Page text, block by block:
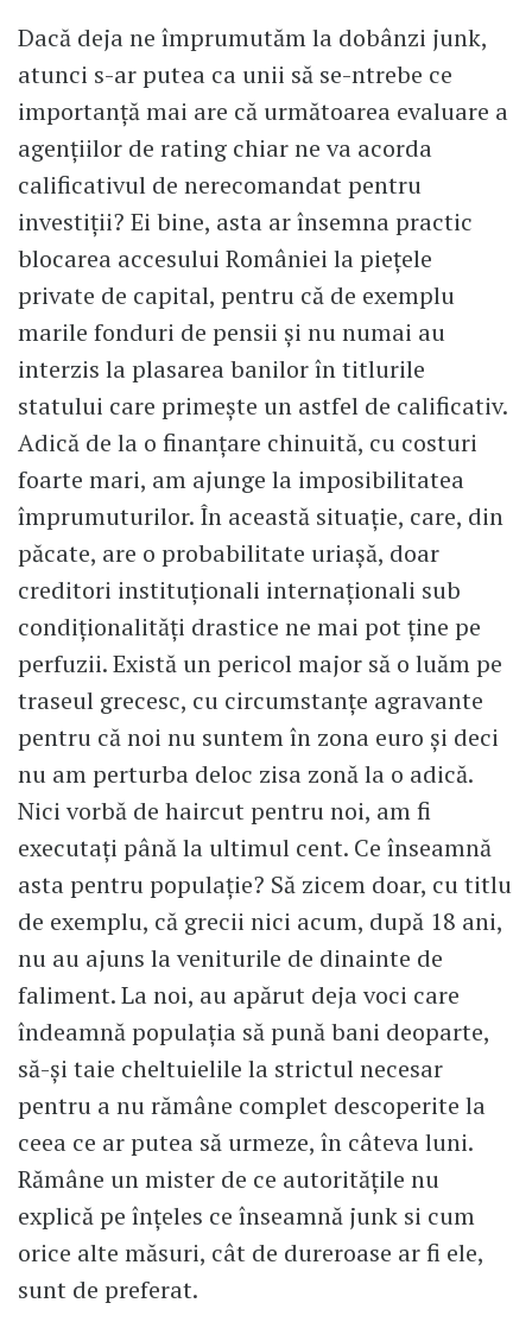
Dacă deja ne împrumutăm la dobânzi junk,
atunci s-ar putea ca unii să se-ntrebe ce
importanță mai are că următoarea evaluare a
agențiilor de rating chiar ne va acorda
calificativul de nerecomandat pentru
investiții? Ei bine, asta ar însemna practic
blocarea accesului României la piețele
private de capital, pentru că de exemplu
marile fonduri de pensii și nu numai au
interzis la plasarea banilor în titlurile
statului care primește un astfel de calificativ.
Adică de la o finanțare chinuită, cu costuri
foarte mari, am ajunge la imposibilitatea
împrumuturilor. În această situație, care, din
păcate, are o probabilitate uriașă, doar
creditori instituționali internaționali sub
condiționalități drastice ne mai pot ține pe
perfuzii. Există un pericol major să o luăm pe
traseul grecesc, cu circumstanțe agravante
pentru că noi nu suntem în zona euro și deci
nu am perturba deloc zisa zonă la o adică.
Nici vorbă de haircut pentru noi, am fi
executați până la ultimul cent. Ce înseamnă
asta pentru populație? Să zicem doar, cu titlu
de exemplu, că grecii nici acum, după 18 ani,
nu au ajuns la veniturile de dinainte de
faliment. La noi, au apărut deja voci care
îndeamnă populația să pună bani deoparte,
să-și taie cheltuielile la strictul necesar
pentru a nu rămâne complet descoperite la
ceea ce ar putea să urmeze, în câteva luni.
Rămâne un mister de ce autoritățile nu
explică pe înțeles ce înseamnă junk si cum
orice alte măsuri, cât de dureroase ar fi ele,
sunt de preferat.